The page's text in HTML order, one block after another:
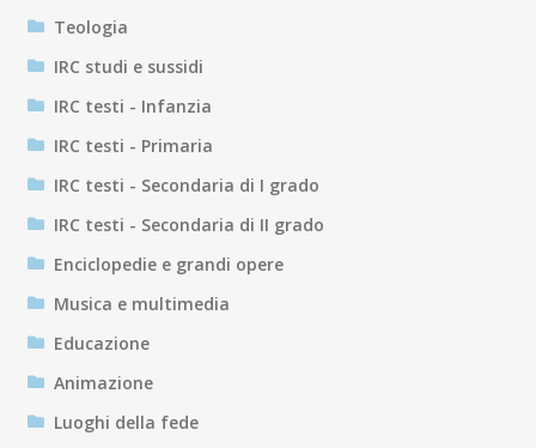
Teologia
IRC studi e sussidi
IRC testi - Infanzia
IRC testi - Primaria
IRC testi - Secondaria di I grado
IRC testi - Secondaria di II grado
Enciclopedie e grandi opere
Musica e multimedia
Educazione
Animazione
Luoghi della fede